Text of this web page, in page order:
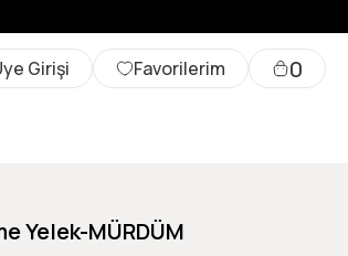
Girişi Favorilerim 0
Yelek-MÜRDÜM